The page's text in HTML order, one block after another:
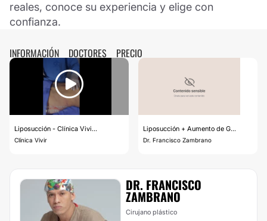
reales, conoce su experiencia y elige con
confianza.
INFORMACIÓN DOCTORES PRECIO
Liposucción - Clínica Vivi...
Clínica Vivir
Liposucción + Aumento de G...
Dr. Francisco Zambrano
DR. FRANCISCO
ZAMBRANO
Cirujano plástico